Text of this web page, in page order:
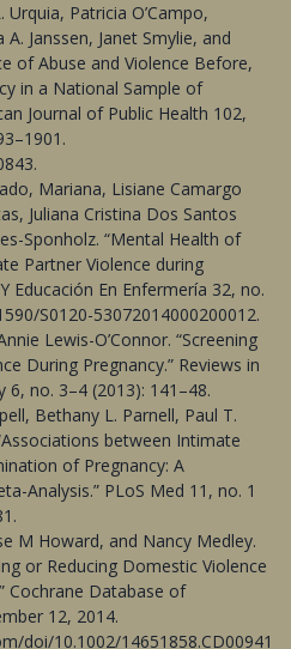
Patricia O’Campo,
Janssen, Janet Smylie, and
of Abuse and Violence Before,
in a National Sample of
Journal of Public Health 102,
Mariana, Lisiane Camargo
Juliana Cristina Dos Santos
Sponholz. “Mental Health of
Partner Violence during
Educación En Enfermería 32, no.
S0120-53072014000200012.
Lewis-O’Connor. “Screening
During Pregnancy.” Reviews in
6, no. 3–4 (2013): 141–48.
Bethany L. Parnell, Paul T.
between Intimate
of Pregnancy: A
Analysis.” PLoS Med 11, no. 1
M Howard, and Nancy Medley.
or Reducing Domestic Violence
Cochrane Database of
12, 2014.
doi/10.1002/